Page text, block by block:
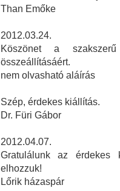
Than Emőke
2012.03.24.
Köszönet a
összeállításáért.
nem olvasható aláírás
Szép, érdekes kiállítás.
Dr. Füri Gábor
2012.04.07.
Gratulálunk az érdekes
elhozzuk!
Lőrik házaspár